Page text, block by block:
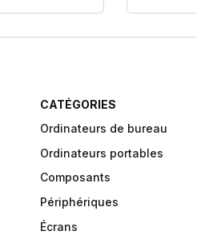
CATÉGORIES
Ordinateurs de bureau
Ordinateurs portables
Composants
Périphériques
Écrans